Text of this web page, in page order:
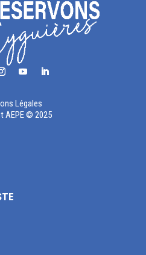
Légales
AEPE © 2025